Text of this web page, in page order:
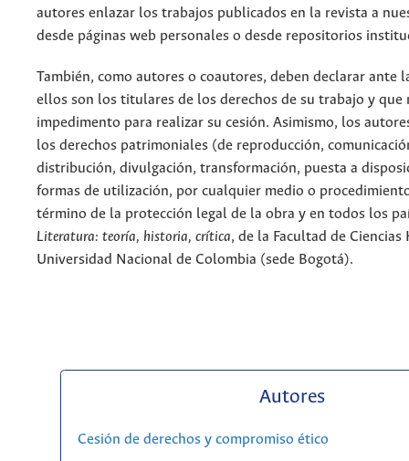
autores enlazar los trabajos publicados en la revista a
desde páginas web personales o desde repositorios
También, como autores o coautores, deben declarar ante
ellos son los titulares de los derechos de su trabajo y que
impedimento para realizar su cesión. Asimismo, los
los derechos patrimoniales (de reproducción,
distribución, divulgación, transformación, puesta a
formas de utilización, por cualquier medio o
término de la protección legal de la obra y en todos los
Literatura: teoría, historia, crítica, de la Facultad de Ciencias
Universidad Nacional de Colombia (sede Bogotá).
Autores
Cesión de derechos y compromiso ético